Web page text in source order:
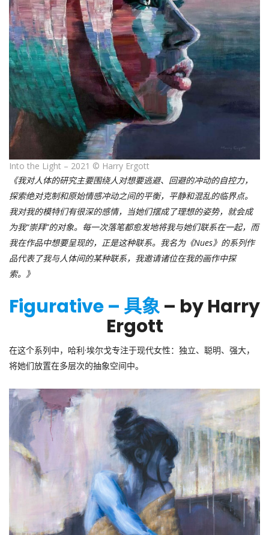
Into the Light – 2021 © Harry Ergott
《我对人体的研究主要围绕人对想要逃避、回避的冲动的自控力，
探索绝对克制和原始情感冲动之间的平衡，平静和混乱的临界点。
我对我的模特们有很深的感情，当她们摆成了理想的姿势，就会成
为我“崇拜”的对象。每一次落笔都愈发地将我与她们联系在一起，而
我在作品中想要呈现的，正是这种联系。我名为《Nues》的系列作
品代表了我与人体间的某种联系，我邀请诸位在我的画作中探
索。》
Figurative – 具象– by Harry
Ergott
在这个系列中，哈利·埃尔戈专注于现代女性：独立、聪明、强大，
将她们放置在多层次的抽象空间中。